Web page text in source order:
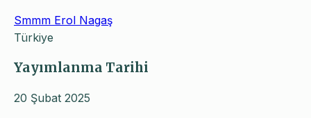
Smmm Erol Nagaş
Türkiye
Yayımlanma Tarihi
20 Şubat 2025